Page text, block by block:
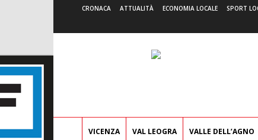
CRONACA ATTUALITÀ ECONOMIA LOCALE SPORT
VICENZA VAL LEOGRA VALLE DELL’AGNO